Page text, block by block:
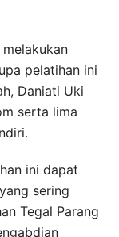
pelatihan ini
Daniati Uki
serta lima
ini dapat
sering
Tegal Parang